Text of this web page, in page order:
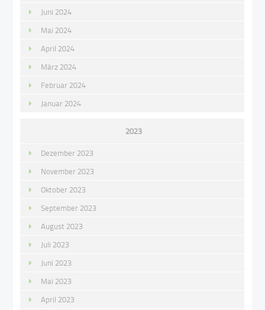
Juni 2024
Mai 2024
April 2024
März 2024
Februar 2024
Januar 2024
2023
Dezember 2023
November 2023
Oktober 2023
September 2023
August 2023
Juli 2023
Juni 2023
Mai 2023
April 2023